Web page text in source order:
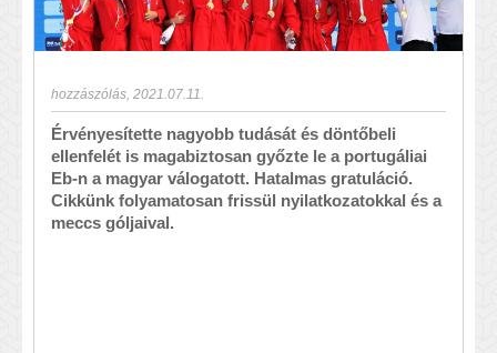
hozzászólás 2021.07.11.
Érvényesítette nagyobb tudását és döntőbeli
ellenfelét is magabiztosan győzte le a portugáliai
Eb-n a magyar válogatott. Hatalmas gratuláció.
Cikkünk folyamatosan frissül nyilatkozatokkal és a
meccs góljaival.